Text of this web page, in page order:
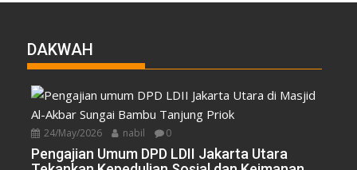
DAKWAH
24/May/2026 nabil 0
Pengajian Umum DPD LDII Jakarta Utara